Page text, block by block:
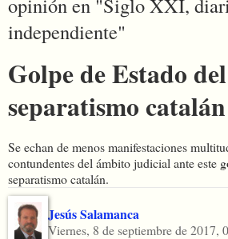
independiente"
Golpe de Estado del
separatismo catalán
Se echan de menos manifestaciones
contundentes del ámbito judicial ante este
separatismo catalán.
Jesús Salamanca
Viernes, 8 de septiembre de 2017,